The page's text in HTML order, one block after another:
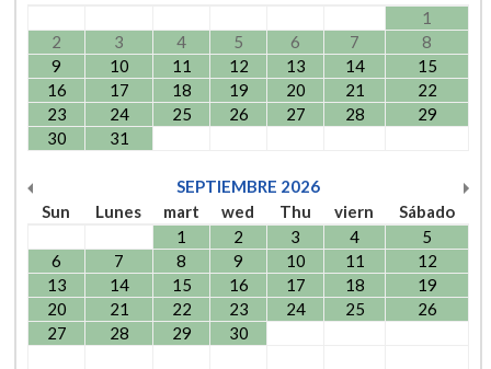
1
2
3 4 5 6 7
8
9
10 11 12 13 14
15
16
17 18 19 20 21
22
23
24 25 26 27 28
29
30
31
SEPTIEMBRE 2026
Sun
Lunes mart wed Thu viern
Sábado
1
2 3 4
5
6
7 8 9 10 11
12
13
14 15 16 17 18
19
20
21 22 23 24 25
26
27
28 29 30